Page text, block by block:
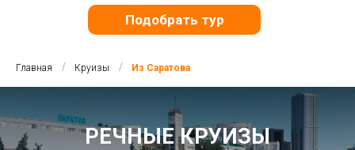
Подобрать тур
Главная / Круизы / Из Саратова
РЕЧНЫЕ КРУИЗЫ